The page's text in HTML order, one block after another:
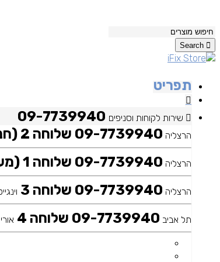
Search
תפריט
שירות לקוחות וסניפים
הרצליה 09-7739940 שלוחה 2 (חנות + זאפ)
הרצליה 09-7739940 שלוחה 1 (מעבדה ראשית)
הרצליה 09-7739940 שלוחה 3 וינגייט 42, כיכר
תל אביב 09-7739940 שלוחה 4